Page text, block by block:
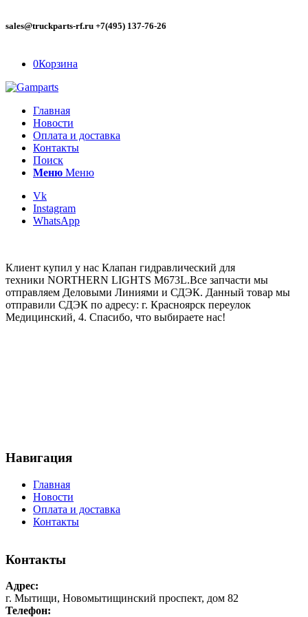
sales@truckparts-rf.ru +7(495) 137-76-26
0Корзина
Главная
Новости
Оплата и доставка
Контакты
Поиск
Меню Меню
Vk
Instagram
WhatsApp
Клиент купил у нас Клапан гидравлический для
техники NORTHERN LIGHTS M673L.Все запчасти мы
отправляем Деловыми Линиями и СДЭК. Данный товар мы
отправили СДЭК по адресу: г. Красноярск переулок
Медицинский, 4. Спасибо, что выбираете нас!
Навигация
Главная
Новости
Оплата и доставка
Контакты
Контакты
Адрес:
г. Мытищи, Новомытищинский проспект, дом 82
Телефон: